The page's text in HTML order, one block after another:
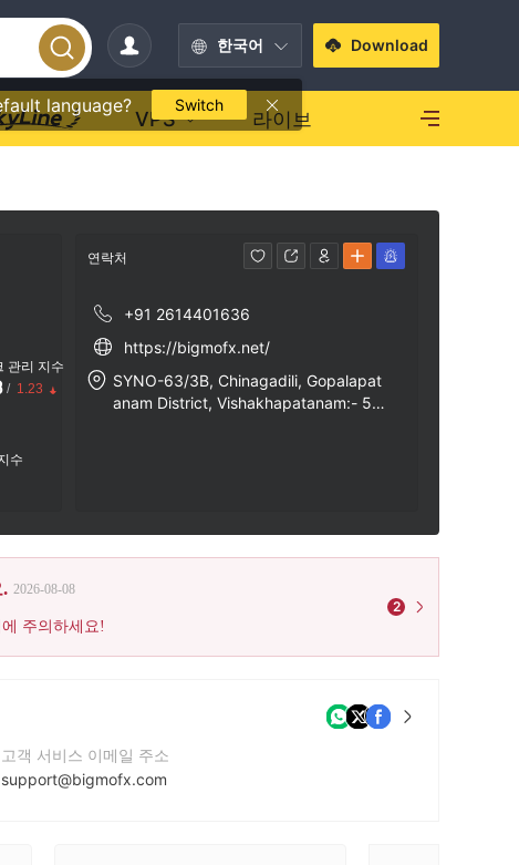
한국어
language? Switch
Download
VPS 라이브
수
관리 지수
/ 1.23
연락처
+91 2614401636
https://bigmofx.net/
SYNO-63/3B, Chinagadili, Gopalapat
anam District, Vishakhapatanam:- 53
2026-08-08
주의하세요!
2
고객 서비스 이메일 주소
support@bigmofx.com